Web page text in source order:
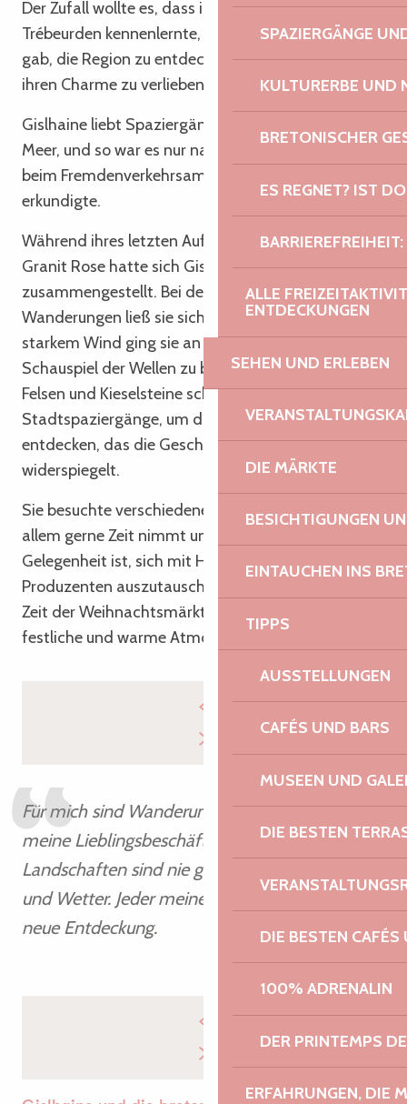
SPAZIERGÄNGE
KULTURERBE UND
BRETONISCHER
ES REGNET? IST
ALLE
ENTDECKUNGEN
SEHEN UND ERLEBEN
DIE MÄRKTE
BESICHTIGUNGEN
EINTAUCHEN INS
TIPPS
AUSSTELLUNGEN
CAFÉS UND BARS
MUSEEN UND
DIE BESTEN
DIE BESTEN
100% ADRENALIN
DER PRINTEMPS
ERFAHRUNGEN, DIE
Der Zufall wollte es, dass ihre Tochter ihren Mann in
Trébeurden kennenlernte, was ihr die Gelegenheit
gab, die Region zu entdecken und sich sofort in
ihren Charme zu verlieben.
Gislhaine liebt Spaziergänge in der Natur oder am
Meer, und so war es nur natürlich, dass sie sich
beim Fremdenverkehrsamt nach Wanderrouten
erkundigte.
Während ihres letzten Aufenthalts an der Côte de
Granit Rose hatte sich Gislhaine kein Programm
zusammengestellt. Bei der Auswahl ihrer
Wanderungen ließ sie sich vom Wetter leiten. Bei
starkem Wind ging sie an die Küste, um das
Schauspiel der Wellen zu beobachten, die gegen
Felsen und Kieselsteine schlagen. Sie genoss auch
Stadtspaziergänge, um das reiche Kulturerbe zu
entdecken, das die Geschichte der Bretagne
widerspiegelt.
Sie besuchte verschiedene Märkte, da sie sich vor
allem gerne Zeit nimmt und es für sie auch eine
Gelegenheit ist, sich mit Händlern und kleinen
Produzenten auszutauschen. Da der Dezember die
Zeit der Weihnachtsmärkte ist, konnte sie dort eine
festliche und warme Atmosphäre erleben.
Für mich sind Wanderungen nach wie vor
meine Lieblingsbeschäftigung. Die
Landschaften sind nie gleich, je nach Gezeiten
und Wetter. Jeder meiner Spaziergänge ist eine
neue Entdeckung.